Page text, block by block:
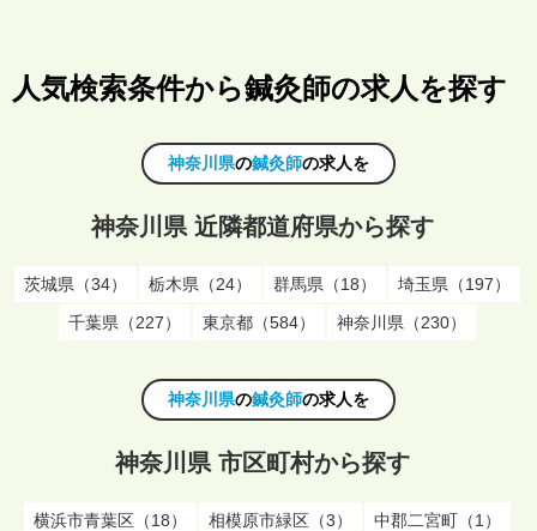
人気検索条件から鍼灸師の求人を探す
神奈川県の鍼灸師の求人を
神奈川県 近隣都道府県から探す
茨城県（34） 栃木県（24） 群馬県（18）
埼玉県（197）
千葉県（227）
東京都（584） 神奈川県（230）
神奈川県の鍼灸師の求人を
神奈川県 市区町村から探す
横浜市青葉区（18） 相模原市緑区（3）
中郡二宮町（1）